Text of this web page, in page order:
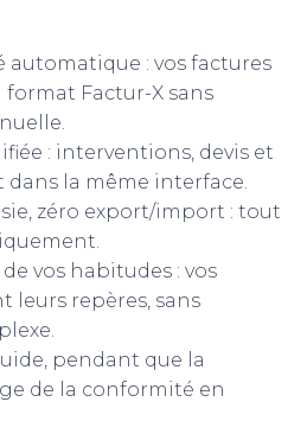
automatique : vos factures
Factur-X sans
: interventions, devis et
la même interface.
zéro export/import : tout
vos habitudes : vos
leurs repères, sans
pendant que la
de la conformité en